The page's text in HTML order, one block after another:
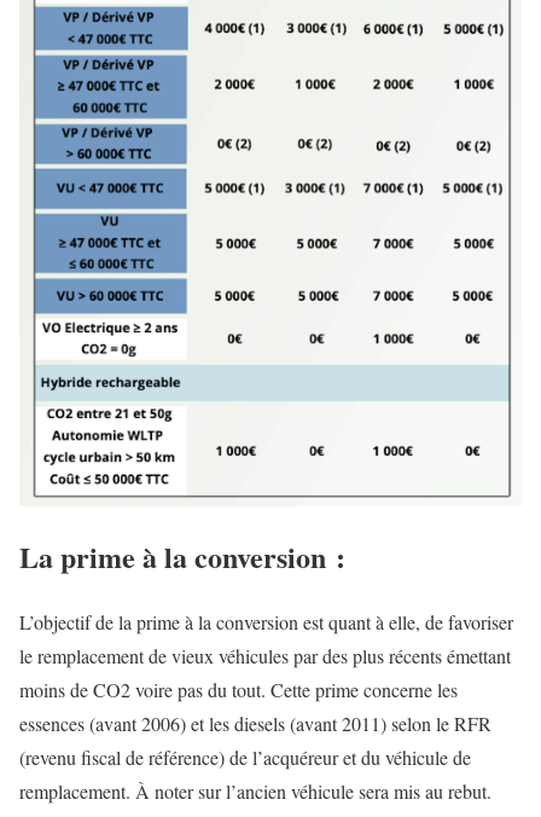
La prime à la conversion :
L’objectif de la prime à la conversion est quant à elle, de favoriser
le remplacement de vieux véhicules par des plus récents émettant
moins de CO2 voire pas du tout. Cette prime concerne les
essences (avant 2006) et les diesels (avant 2011) selon le RFR
(revenu fiscal de référence) de l’acquéreur et du véhicule de
remplacement. À noter sur l’ancien véhicule sera mis au rebut.